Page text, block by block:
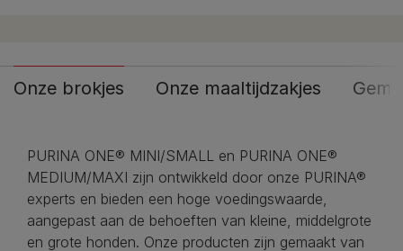
Onze brokjes Onze maaltijdzakjes
PURINA ONE® MINI/SMALL en PURINA ONE®
MEDIUM/MAXI zijn ontwikkeld door onze PURINA®
experts en bieden een hoge voedingswaarde,
aangepast aan de behoeften van kleine, middelgrote
en grote honden. Onze producten zijn gemaakt van